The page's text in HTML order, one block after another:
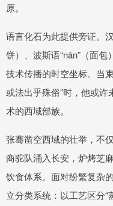
原。
语言化石为此提供旁证。
饼）、波斯语“nān”（面
技术传播的时空坐标。当
或法出乎殊俗”时，他或许
术的西域部族。
张骞凿空西域的壮举，不
商驼队涌入长安，炉烤芝
饮食体系。面对纷繁复杂
立分类系统：以工艺区分“